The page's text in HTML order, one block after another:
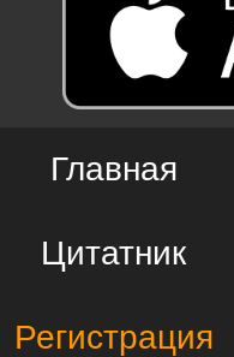
Главная
Цитатник
Регистрация